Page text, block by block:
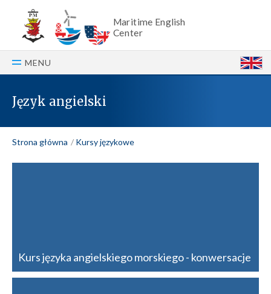
Maritime English
Center
MENU
Język angielski
Strona główna Kursy językowe
Kurs języka angielskiego morskiego - konwersacje